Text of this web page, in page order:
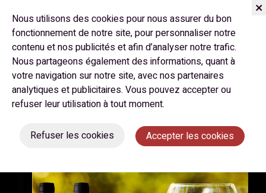
Juillet 2023
ŒNOTOURISME AU CHÂTEAU
DE MALVIÈS
Nous utilisons des cookies pour nous assurer du bon
fonctionnement de notre site, pour personnaliser notre
contenu et nos publicités et afin d’analyser notre trafic.
Nous partageons également des informations, quant à
votre navigation sur notre site, avec nos partenaires
analytiques et publicitaires. Vous pouvez accepter ou
refuser leur utilisation à tout moment.
Refuser les cookies Accepter les cookies